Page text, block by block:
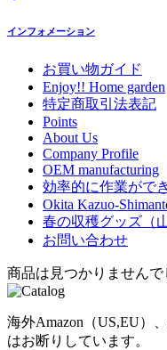
インフォメーション
お買い物ガイド
Enjoy!! Home garden
特定商取引法表記
Points
About Us
Company Profile
OEM manufacturing
効率的に作業がで
Okita Kazuo-
春の収穫グッズ（
お問い合わせ
商品は見つかりませんで
海外Amazon（US,EU）
はお断りしています。